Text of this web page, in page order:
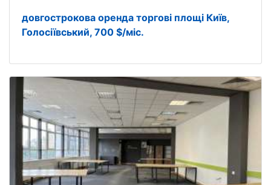
довгострокова оренда торгові площі Київ,
Голосіївський, 700 $/міс.